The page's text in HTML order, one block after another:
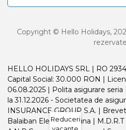
Copyright © Hello Holidays,
HELLO HOLIDAYS SRL | RO
Capital Social: 30.000 RON |
06.08.2025 | Polita asigurare seria
la 31.12.2026 - Societatea de
INSURANCE GROUP S.A. |
Balaiban Elena Madalina |
Reduceri